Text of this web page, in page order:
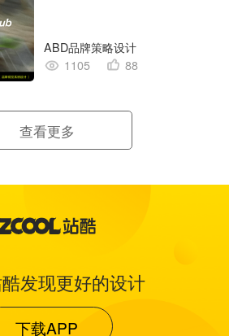
ABD品牌策略设计
1105
88
查看更多
发现更好的设计
下载APP